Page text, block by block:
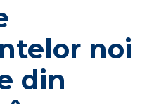
noi
din